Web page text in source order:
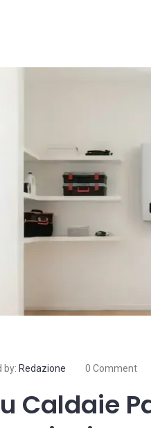
by: Redazione 0 Comment
Caldaie